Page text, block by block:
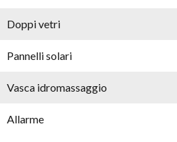
Doppi vetri
Pannelli solari
Vasca idromassaggio
Allarme